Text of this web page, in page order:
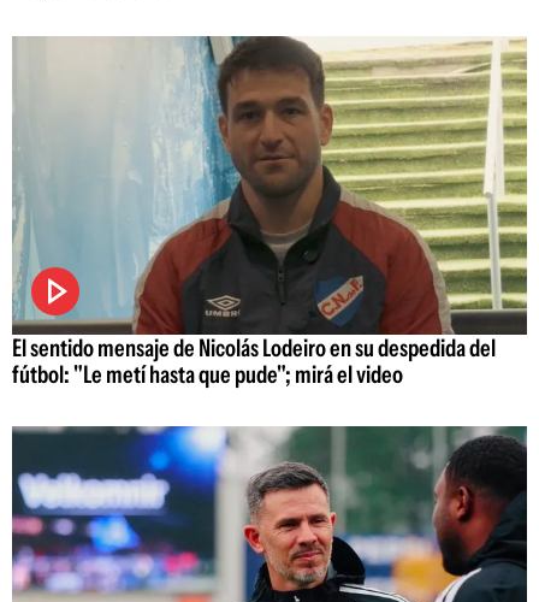
El sentido mensaje de Nicolás Lodeiro en su despedida del
fútbol: "Le metí hasta que pude"; mirá el video